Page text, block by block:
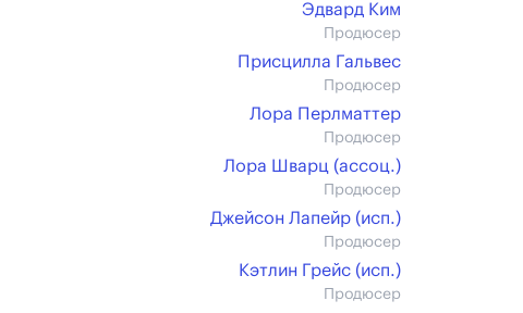
Эдвард Ким
Продюсер
Присцилла Гальвес
Продюсер
Лора Перлматтер
Продюсер
Лора Шварц (ассоц.)
Продюсер
Джейсон Лапейр (иcп.)
Продюсер
Кэтлин Грейс (иcп.)
Продюсер